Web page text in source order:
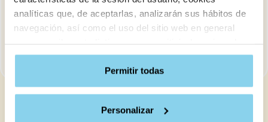
analíticas que, de aceptarlas, analizarán sus hábitos de
navegación, así como el uso del sitio web en general
nuestros servicios y mostrarte contenido útil.
Al hacer clic en “Aceptar cookies”, usted acepta todas
las cookies del sitio web. Por otro lado, si hace clic en
de cookies que se instalarán en su navegador o por el
Permitir todas
Personalizar
Residencia de mayores y
Especializados en su bienestar